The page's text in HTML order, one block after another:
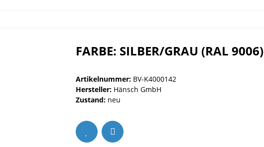
FARBE: SILBER/GRAU (RAL 9006)
Artikelnummer: BV-K4000142
Hersteller: Hänsch GmbH
Zustand: neu